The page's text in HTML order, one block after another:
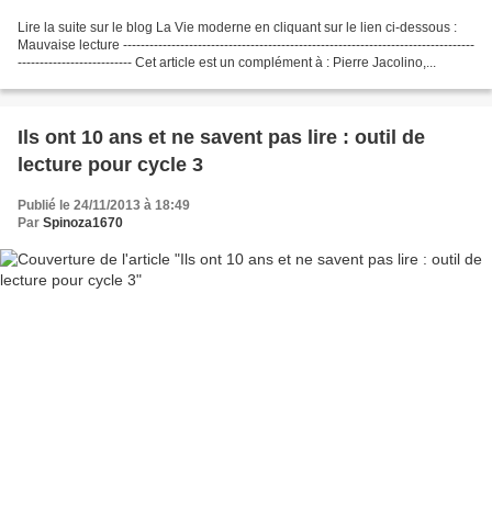
Lire la suite sur le blog La Vie moderne en cliquant sur le lien ci-dessous :
Mauvaise lecture --------------------------------------------------------------------------------
-------------------------- Cet article est un complément à : Pierre Jacolino,...
Ils ont 10 ans et ne savent pas lire : outil de
lecture pour cycle 3
Publié le 24/11/2013 à 18:49
Par Spinoza1670